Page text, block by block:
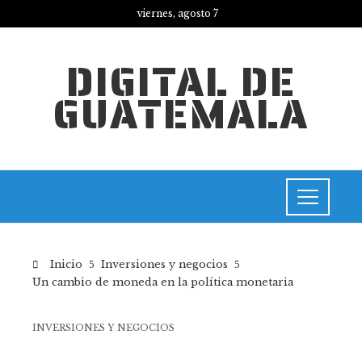
viernes, agosto 7
DIGITAL DE
GUATEMALA
Inicio
Inversiones y negocios
Un cambio de moneda en la política monetaria
INVERSIONES Y NEGOCIOS